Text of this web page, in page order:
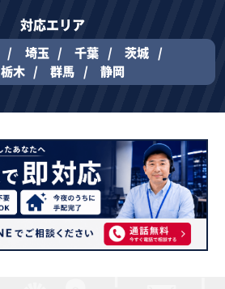
対応エリア
埼玉 千葉
茨城
栃木 群馬 静岡